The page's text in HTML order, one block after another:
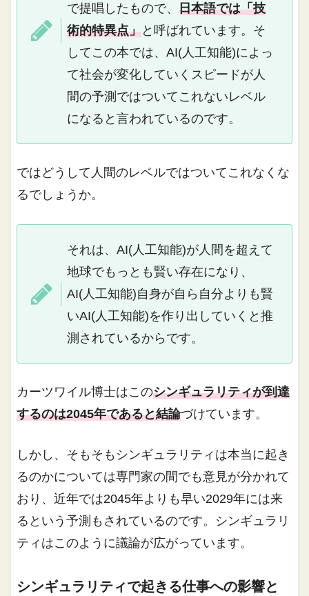
で提唱したもので、日本語では「技
術的特異点」と呼ばれています。そ
してこの本では、AI(人工知能)によっ
て社会が変化していくスピードが人
間の予測ではついてこれないレベル
になると言われているのです。
ではどうして人間のレベルではついてこれなくな
るでしょうか。
それは、AI(人工知能)が人間を超えて
地球でもっとも賢い存在になり、
AI(人工知能)自身が自ら自分よりも賢
いAI(人工知能)を作り出していくと推
測されているからです。
カーツワイル博士はこのシンギュラリティが到達
するのは2045年であると結論づけています。
しかし、そもそもシンギュラリティは本当に起き
るのかについては専門家の間でも意見が分かれて
おり、近年では2045年よりも早い2029年には来
るという予測もされているのです。シンギュラリ
ティはこのように議論が広がっています。
シンギュラリティで起きる仕事への影響と